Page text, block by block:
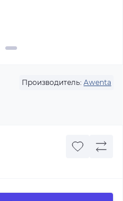
Производитель: Awenta